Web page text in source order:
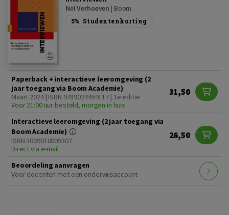
Nel Verhoeven | Boom
5% Studentenkorting
Paperback + interactieve leeromgeving (2
jaar toegang via Boom Academie)
Maart 2024 | ISBN 9789024459117 | 1e editie
Voor 21:00 uur besteld, morgen in huis
31,50
Interactieve leeromgeving (2 jaar toegang via
Boom Academie)
ISBN 3009010009307
Direct via e-mail
26,50
Beoordeling aanvragen
Voor docenten met een onderwijsaccount